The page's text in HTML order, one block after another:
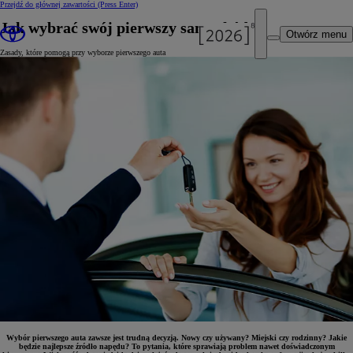
Przejdź do głównej zawartości (Press Enter)
Otwórz menu
Jak wybrać swój pierwszy samochód?
Zasady, które pomogą przy wyborze pierwszego auta
Wybór pierwszego auta zawsze jest trudną decyzją. Nowy czy używany? Miejski czy rodzinny? Jakie
będzie najlepsze źródło napędu? To pytania, które sprawiają problem nawet doświadczonym